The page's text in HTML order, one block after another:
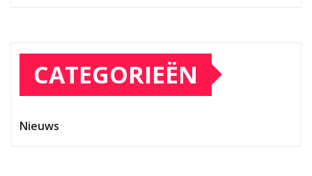
CATEGORIEËN
Nieuws